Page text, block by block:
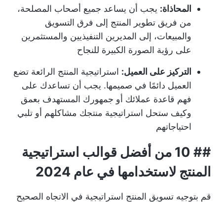
المحاذاة: يجب أن يساعد جميع أصحاب المصلحة،
من فريق تطوير المنتج إلى فرق التسويق
والمبيعات، إلى المديرين التنفيذيين والمستثمرين
على رؤية الصورة الكبيرة للنجاح
التركيز على العميل: استراتيجية المنتج الرائعة تضع
العميل دائمًا في صميمها. يجب أن تساعدك على
فهم قاعدة عملائك أو جمهورك المستهدف بعمق
وكيف ستحل استراتيجية منتجك مشاكلهم أو تلبي
احتياجاتهم
## 10 من أفضل قوالب استراتيجية
المنتج لاستخدامها في عام 2024
قم بتوجيه تسويق المنتج استراتيجية في الاتجاه الصحيح